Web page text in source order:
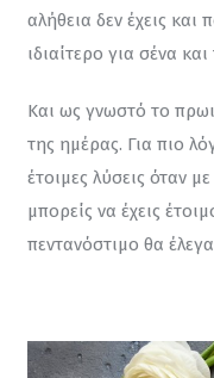
αλήθεια δεν έχεις και
ιδιαίτερο για σένα
Και ως γνωστό το
της ημέρας. Για πιο
έτοιμες λύσεις όταν
μπορείς να έχεις
πεντανόστιμο θα